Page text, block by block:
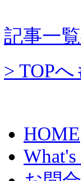
記事一
> TOP
HOME
What's